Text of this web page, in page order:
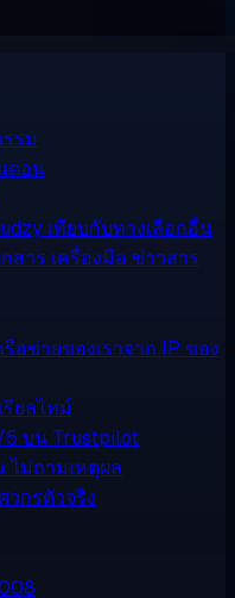
รม
ตอน
เทียบกับทางเลือกอื่น
สาร เครื่องมือ ข่าวสาร
อข่ายของเราจาก IP ของ
ยลไทม์
บน Trustpilot
ไม่ถามเหตุผล
วกรตัวจริง